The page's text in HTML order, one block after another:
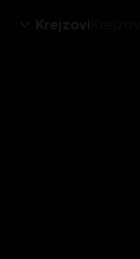
Krejzovi